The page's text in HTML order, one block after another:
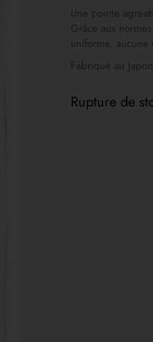
Une pointe
Grâce aux
uniforme,
Fabriqué au Japon
Rupture de